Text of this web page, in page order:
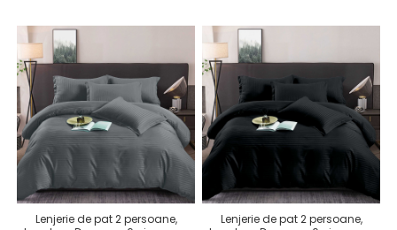
Lenjerie de pat 2 persoane,
Lenjerie de pat 2 persoane,